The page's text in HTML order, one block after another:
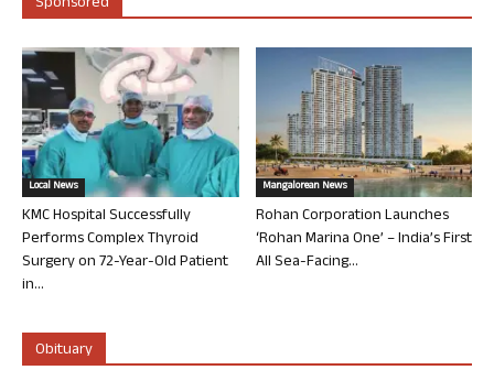
Local News
KMC Hospital Successfully
Performs Complex Thyroid
Surgery on 72-Year-Old Patient
in...
Mangalorean News
Rohan Corporation Launches
‘Rohan Marina One’ – India’s First
All Sea-Facing...
Obituary